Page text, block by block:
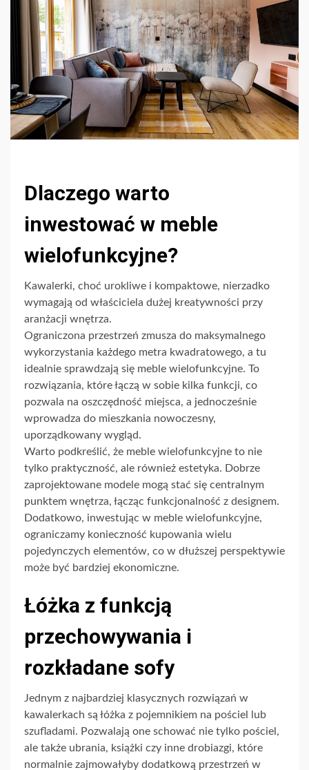
Dlaczego warto
inwestować w meble
wielofunkcyjne?
Kawalerki, choć urokliwe i kompaktowe, nierzadko
wymagają od właściciela dużej kreatywności przy
aranżacji wnętrza.
Ograniczona przestrzeń zmusza do maksymalnego
wykorzystania każdego metra kwadratowego, a tu
idealnie sprawdzają się meble wielofunkcyjne. To
rozwiązania, które łączą w sobie kilka funkcji, co
pozwala na oszczędność miejsca, a jednocześnie
wprowadza do mieszkania nowoczesny,
uporządkowany wygląd.
Warto podkreślić, że meble wielofunkcyjne to nie
tylko praktyczność, ale również estetyka. Dobrze
zaprojektowane modele mogą stać się centralnym
punktem wnętrza, łącząc funkcjonalność z designem.
Dodatkowo, inwestując w meble wielofunkcyjne,
ograniczamy konieczność kupowania wielu
pojedynczych elementów, co w dłuższej perspektywie
może być bardziej ekonomiczne.
Łóżka z funkcją
przechowywania i
rozkładane sofy
Jednym z najbardziej klasycznych rozwiązań w
kawalerkach są łóżka z pojemnikiem na pościel lub
szufladami. Pozwalają one schować nie tylko pościel,
ale także ubrania, książki czy inne drobiazgi, które
normalnie zajmowałyby dodatkową przestrzeń w